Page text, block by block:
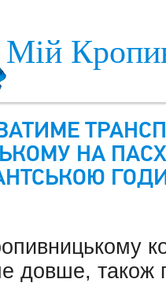
Мій
НА
довше, також